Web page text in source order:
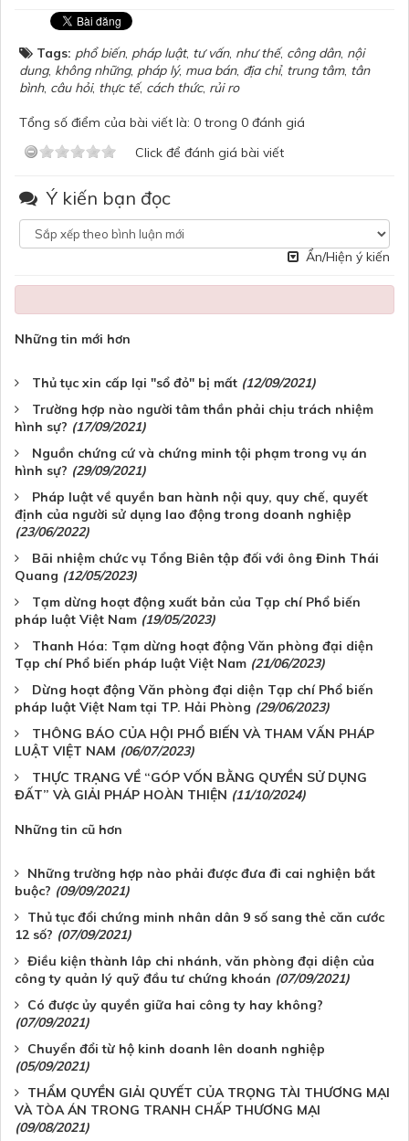
Tags: phổ biến, pháp luật, tư vấn, như thế, công dân, nội
dung, không những, pháp lý, mua bán, địa chỉ, trung tâm, tân
bình, câu hỏi, thực tế, cách thức, rủi ro
Tổng số điểm của bài viết là: 0 trong 0 đánh giá
Click để đánh giá bài viết
Ý kiến bạn đọc
Ẩn/Hiện ý kiến
Những tin mới hơn
Thủ tục xin cấp lại "sổ đỏ" bị mất (12/09/2021)
Trường hợp nào người tâm thần phải chịu trách nhiệm
hình sự? (17/09/2021)
Nguồn chứng cứ và chứng minh tội phạm trong vụ án
hình sự? (29/09/2021)
Pháp luật về quyền ban hành nội quy, quy chế, quyết
định của người sử dụng lao động trong doanh nghiệp
(23/06/2022)
Bãi nhiệm chức vụ Tổng Biên tập đối với ông Đinh Thái
Quang (12/05/2023)
Tạm dừng hoạt động xuất bản của Tạp chí Phổ biến
pháp luật Việt Nam (19/05/2023)
Thanh Hóa: Tạm dừng hoạt động Văn phòng đại diện
Tạp chí Phổ biến pháp luật Việt Nam (21/06/2023)
Dừng hoạt động Văn phòng đại diện Tạp chí Phổ biến
pháp luật Việt Nam tại TP. Hải Phòng (29/06/2023)
THÔNG BÁO CỦA HỘI PHỔ BIẾN VÀ THAM VẤN PHÁP
LUẬT VIỆT NAM (06/07/2023)
THỰC TRẠNG VỀ “GÓP VỐN BẰNG QUYỀN SỬ DỤNG
ĐẤT” VÀ GIẢI PHÁP HOÀN THIỆN (11/10/2024)
Những tin cũ hơn
Những trường hợp nào phải được đưa đi cai nghiện bắt
buộc? (09/09/2021)
Thủ tục đổi chứng minh nhân dân 9 số sang thẻ căn cước
12 số? (07/09/2021)
Điều kiện thành lâp chi nhánh, văn phòng đại diện của
công ty quản lý quỹ đầu tư chứng khoán (07/09/2021)
Có được ủy quyền giữa hai công ty hay không?
(07/09/2021)
Chuyển đổi từ hộ kinh doanh lên doanh nghiệp
(05/09/2021)
THẨM QUYỀN GIẢI QUYẾT CỦA TRỌNG TÀI THƯƠNG MẠI
VÀ TÒA ÁN TRONG TRANH CHẤP THƯƠNG MẠI
(09/08/2021)